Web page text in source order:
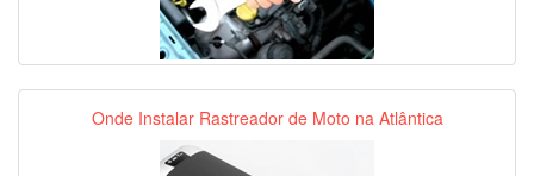
Onde Instalar Rastreador de Moto na Atlântica